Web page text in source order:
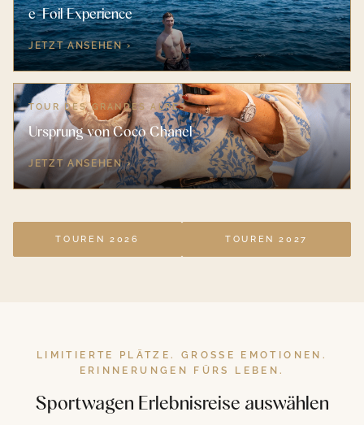
e-Foil Experience
JETZT ANSEHEN ›
TOUR DES GRANDES ALPES
Ursprung von Coco Chanel
JETZT ANSEHEN ›
TOUREN 2026 TOUREN 2027
LIMITIERTE PLÄTZE. GROSSE EMOTIONEN. E
RINNERUNGEN FÜRS LEBEN.
Sportwagen Erlebnisreise auswählen